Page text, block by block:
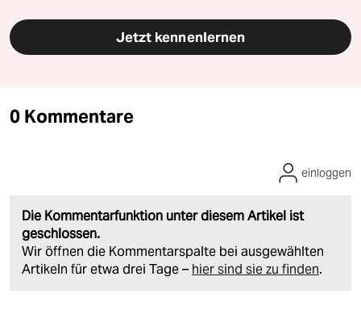
Jetzt kennenlernen
0 Kommentare
Die Kommentarfunktion unter diesem Artikel ist
geschlossen.
Wir öffnen die Kommentarspalte bei ausgewählten
Artikeln für etwa drei Tage – hier sind sie zu finden.
einloggen